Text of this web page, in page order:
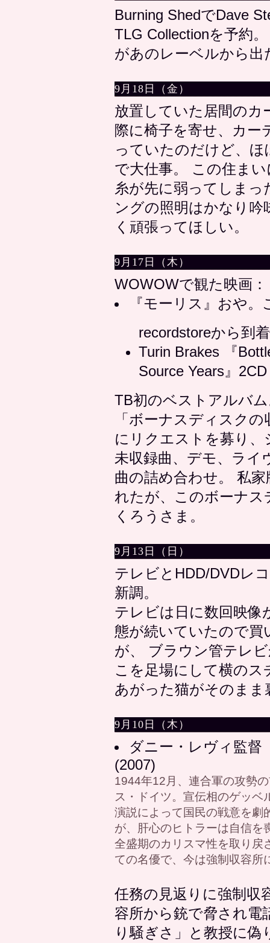
Burning ShedでDave
TLG Collectionを予約
があのレーベルから
9月18日（金）
放置していた居間のカ
際に椅子を寄せ、カ
っていたのだけど、
で大仕事。 この住ま
糸が先に弱ってしま
ングの照明はかなり
く頑張ってほしい。
9月17日（木）
WOWOWで観た映画：
『モーリス』おや
recordstoreから到
Turin Brakes 『
Source Years』2CD
TB初のベストアルバ
「ボーナスディスク
にリクエストを募り
未収録曲、デモ、ライ
曲の詰め合わせ。 私
れたが、このボーナ
くろうさま。
9月13日（日）
テレビとHDD/DVDレ
新調。
テレビは日に数回映像
態が続いていたので買
が、 ブラウン管テレ
こを足場にして横の
あがった猫がそのま
9月10日（木）
ダニー・レヴィ監督
(2007)
1944年12月、連合軍の攻勢
ス・ドイツ。宣伝相のゲッベ
演説によって国民の戦意を劇
が、肝心のヒトラーは自信を
全盛期のカリスマ性を取り戻
ての名優で、今は強制収容
任務の見返りに強制収
容所から銃で脅され電
り騒ぎさ」と教授に